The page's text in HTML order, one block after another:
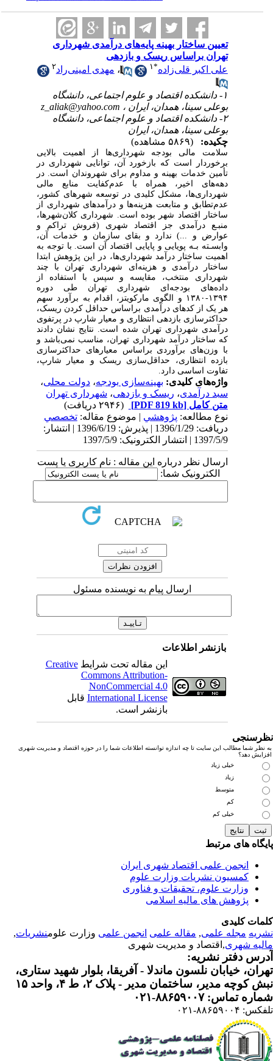
تعیین ساختار بهینه پایه‌های درآمدی شهرداری
تهران براساس ریسک و بازدهی
علی اکبر قلی‌زاده* ۱ ،مهدی امینی‌راد ۲
۱- دانشکده اقتصاد و علوم اجتماعی، دانشگاه
بوعلی سینا، همدان، ایران ، z_aliak@yahoo.com
۲- دانشکده اقتصاد و علوم اجتماعی، دانشگاه
بوعلی‌ سینا، همدان، ایران
چکیده:
سلامت مالی بودجه شهرداری ها از اهمیت بالایی
برخوردار است که بازخورد آن، توانایی شهرداری در
تأمین خدمات بهینه و مداوم برای شهروندان است. در
دهه‌های اخیر، همراه با عدم‌کفایت منابع مالی
شهرداری‌ها، مشکل کلیدی در توسعه شهرهای کشور،
عدم‌تطابق و متابعت هزینه‌ها و درآمدهای شهرداری از
ساختار اقتصاد شهر بوده است. شهرداری کلان‌شهرها،
منبـع درآمدی جز اقتصاد شهری (فروش تراکم و
عوارض و ...) ندارد و بقای سازمان و خدمات آن،
وابسـته بـه پویایی و پایایی اقتصاد آن است. با توجه به
اهمیت ساختار درآمد شهرداری‌ها، در این پژوهش ابتدا
ساختار درآمدی و هزینه‌ای شهرداری تهران با چند
شهرداری منتخب، مقایسه و سپس با استفاده از
داده‌های بودجه‌ای شهرداری تهران طی دوره
۱۳۹۴-۱۳۸۰ و الگوی مارکویتز، اقدام به برآورد سهم
هر یک از کدهای درآمدی براساس حداقل کردن ریسک،
حداکثر‌سازی بازدهی انتظاری و معیار شارپ در پرتفوی
درآمدی شهرداری تهران شده است. نتایج نشان دادند
که ساختار درآمد شهرداری تهران، مناسب نمی‌باشد و
با وزن‌های برآوردی براساس معیارهای حداکثرسازی
بازده انتظاری، حداقلسازی ریسک و معیار شارپ،
تفاوت اساسی دارد.
واژه‌های کلیدی:بهینه‌سازی بودجه،دولت محلی،
سبد درآمدی،ریسک و بازدهی،شهرداری تهران
متن کامل[PDF 819 kb]
نوع مطالعه:پژوهشي| موضوع مقاله:تخصصي
دریافت: 1396/1/29 | پذیرش: 1396/6/19 | انتشار:
1397/5/9 | انتشار الکترونیک: 1397/5/9
ارسال نظر درباره این مقاله : نام کاربری یا پست
الکترونیک شما:
ارسال پیام به نویسنده مسئول
بازنشر اطلاعات
این مقاله تحت شرایطCreative
Commons Attribution-
NonCommercial 4.0
International Licenseقابل
بازنشر است.
نظر شما مطالب این سایت تا چه اندازه توانسته اطلاعات شما را در حوزه اقتصاد و مدیریت شهری
دهد؟
خیلی زیاد
زیاد
متوسط
خیلی کم
های مرتبط
انجمن علمی اقتصاد شهری ایران
کمسیون نشریات وزارت علوم
وزارت علوم، تحقیقات و فناوری
پژوهش های مالیه اسلامی
کلیدی
مجله علمی, مقاله علمی انجمن علمیوزارت علومنشریات,
شهری ,اقتصاد و مدیریت شهری
دفتر نشریه:
خیابان نلسون ماندلا - آفریقا، بلوار شهید ستاری،
کوچه مدیر، ساختمان مدیر - پلاک ۲، ط ۴، واحد ۱۵
تماس: ۸۸۶۵۹۰۰۷-۰۲۱
۸۸۶۵۹۰۰۴-۰۲۱